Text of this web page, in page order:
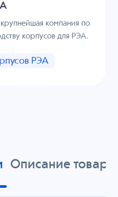
компания по
корпусов для РЭА.
РЭА
Описание товара